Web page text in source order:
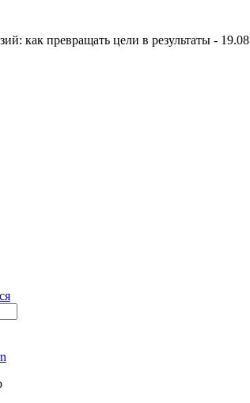
как превращать цели в результаты - 19.08